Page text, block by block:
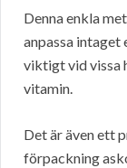
Denna enkla
anpassa
viktigt vid vissa
vitamin.
Det är även ett
förpackning